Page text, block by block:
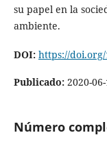
su papel en la
ambiente.
DOI: https://doi.org/
Publicado: 2020-
Número